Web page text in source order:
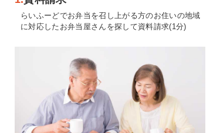
らいふーどでお弁当を召し上がる方のお住いの地域
に対応したお弁当屋さんを探して資料請求(1分)